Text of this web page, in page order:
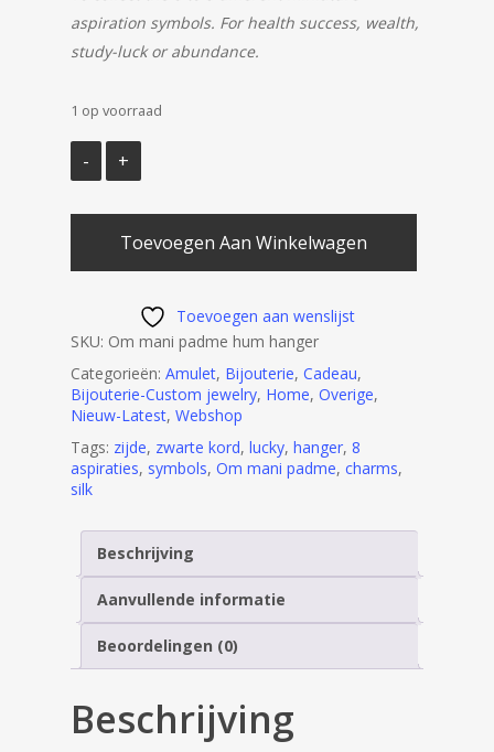
aspiration symbols. For health success, wealth,
study-luck or abundance.
1 op voorraad
Toevoegen Aan Winkelwagen
Toevoegen aan wenslijst
SKU: Om mani padme hum hanger
Categorieën: Amulet, Bijouterie, Cadeau,
Bijouterie-Custom jewelry, Home, Overige,
Nieuw-Latest, Webshop
Tags: zijde, zwarte kord, lucky, hanger, 8
aspiraties, symbols, Om mani padme, charms,
silk
Beschrijving
Aanvullende informatie
Beoordelingen (0)
Beschrijving